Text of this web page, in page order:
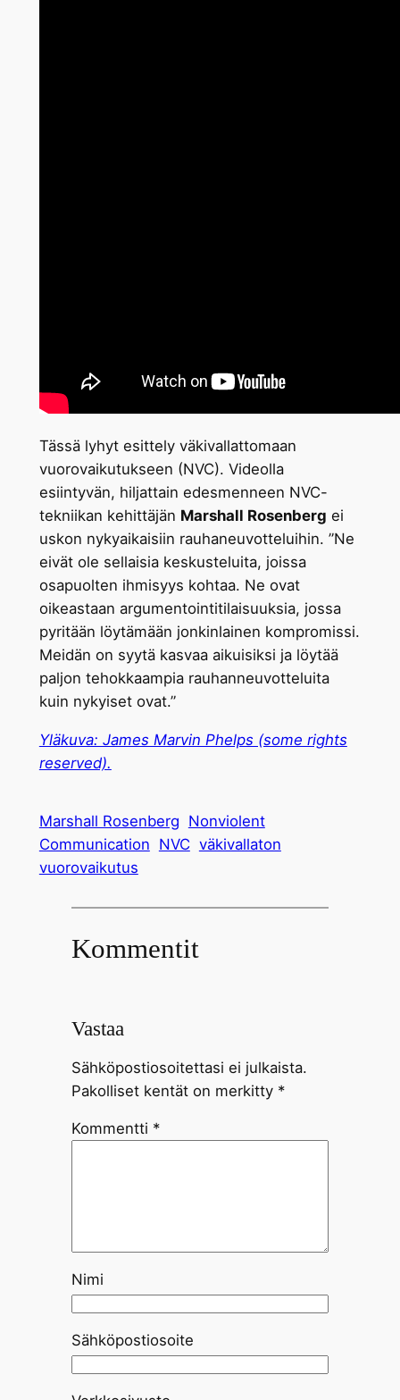
Tässä lyhyt esittely väkivallattomaan
vuorovaikutukseen (NVC). Videolla
esiintyvän, hiljattain edesmenneen NVC-
tekniikan kehittäjän Marshall Rosenberg ei
uskon nykyaikaisiin rauhaneuvotteluihin. ”Ne
eivät ole sellaisia keskusteluita, joissa
osapuolten ihmisyys kohtaa. Ne ovat
oikeastaan argumentointitilaisuuksia, jossa
pyritään löytämään jonkinlainen kompromissi.
Meidän on syytä kasvaa aikuisiksi ja löytää
paljon tehokkaampia rauhanneuvotteluita
kuin nykyiset ovat.”
Yläkuva: James Marvin Phelps (some rights
reserved).
Marshall Rosenberg Nonviolent
Communication NVC väkivallaton
vuorovaikutus
Kommentit
Vastaa
Sähköpostiosoitettasi ei julkaista.
Pakolliset kentät on merkitty *
Kommentti *
Nimi
Sähköpostiosoite